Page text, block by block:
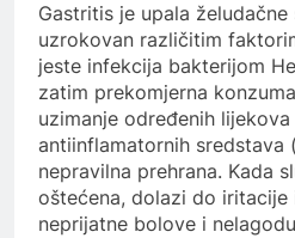
Gastritis je upala
uzrokovan različitim
jeste infekcija bakterijom
zatim prekomjerna
uzimanje određenih
antiinflamatornih sredstava
nepravilna prehrana. Kada
oštećena, dolazi do
neprijatne bolove i